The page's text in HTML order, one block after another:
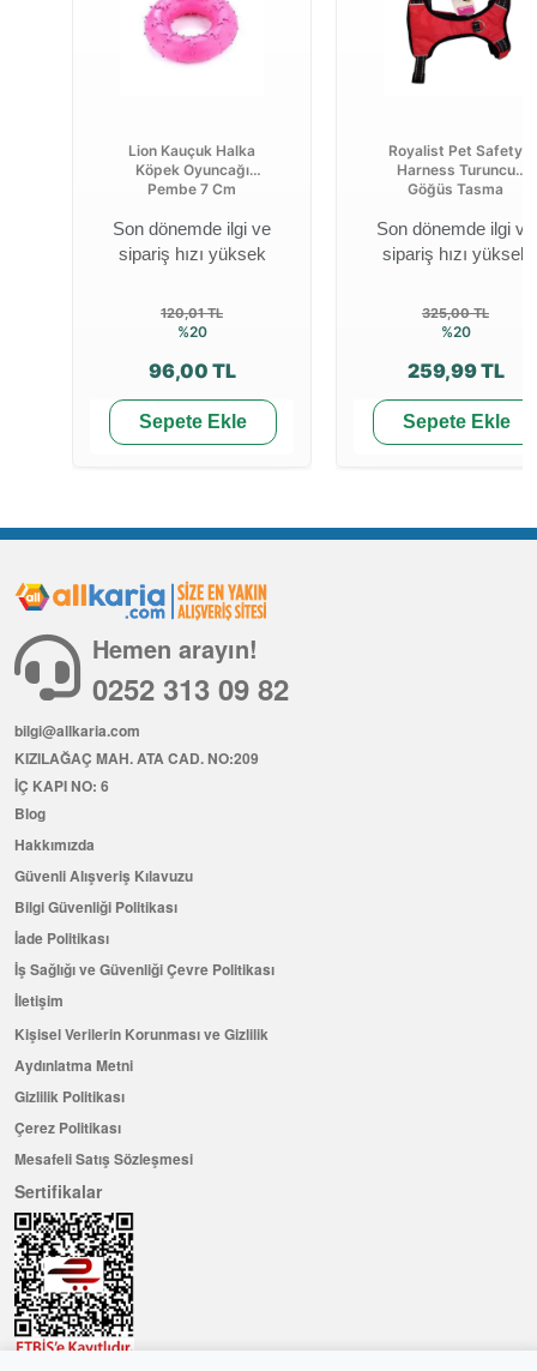
Lion Kauçuk Halka
Köpek Oyuncağı
Pembe 7 Cm
Son dönemde ilgi ve
sipariş hızı yüksek
120,01 TL
%20
96,00 TL
Sepete Ekle
Royalist Pet Safety
Harness Turuncu
Göğüs Tasma
Son dönemde ilgi ve
sipariş hızı yüksek
325,00 TL
%20
259,99 TL
Sepete Ekle
Hemen arayın!
0252 313 09 82
bilgi@allkaria.com
KIZILAĞAÇ MAH. ATA CAD. NO:209
İÇ KAPI NO: 6
Blog
Hakkımızda
Güvenli Alışveriş Kılavuzu
Bilgi Güvenliği Politikası
İade Politikası
İş Sağlığı ve Güvenliği Çevre Politikası
İletişim
Kişisel Verilerin Korunması ve Gizlilik
Aydınlatma Metni
Gizlilik Politikası
Çerez Politikası
Mesafeli Satış Sözleşmesi
Sertifikalar